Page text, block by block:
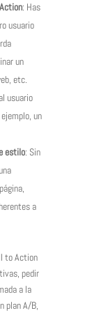
: Has
usuario
un
etc.
usuario
un
estilo: Sin
a
to Action
pedir
a la
plan A/B,